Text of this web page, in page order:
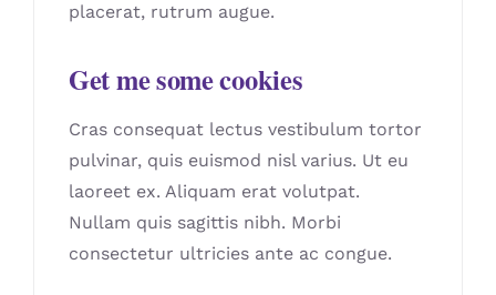
placerat, rutrum augue.
Get me some cookies
Cras consequat lectus vestibulum tortor
pulvinar, quis euismod nisl varius. Ut eu
laoreet ex. Aliquam erat volutpat.
Nullam quis sagittis nibh. Morbi
consectetur ultricies ante ac congue.